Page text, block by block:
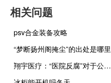
相关问题
psv合金装备攻略
“梦断扬州阁掩尘”的出处是哪里
翔宇医疗：“医院反腐”对于公司订单影响不大